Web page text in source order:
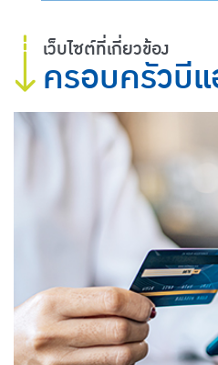
เว็บไซต์ที่เกี่ยวข้อง
ครอบครัวบีแ